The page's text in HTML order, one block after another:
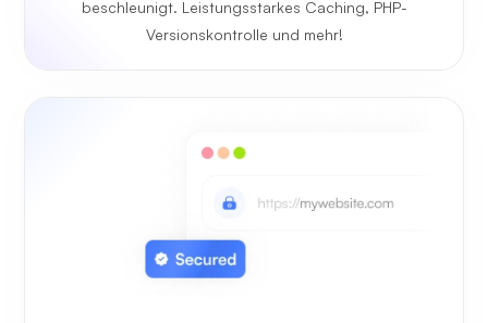
beschleunigt. Leistungsstarkes Caching, PHP-
Versionskontrolle und mehr!